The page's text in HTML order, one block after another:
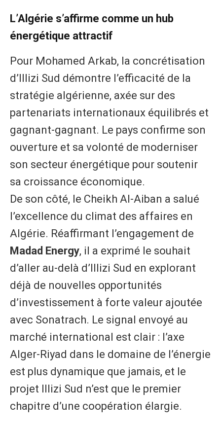
​L’Algérie s’affirme comme un hub
énergétique attractif
​Pour Mohamed Arkab, la concrétisation
d’Illizi Sud démontre l’efficacité de la
stratégie algérienne, axée sur des
partenariats internationaux équilibrés et
gagnant-gagnant. Le pays confirme son
ouverture et sa volonté de moderniser
son secteur énergétique pour soutenir
sa croissance économique.
​De son côté, le Cheikh Al-Aiban a salué
l’excellence du climat des affaires en
Algérie. Réaffirmant l’engagement de
Madad Energy, il a exprimé le souhait
d’aller au-delà d’Illizi Sud en explorant
déjà de nouvelles opportunités
d’investissement à forte valeur ajoutée
avec Sonatrach. Le signal envoyé au
marché international est clair : l’axe
Alger-Riyad dans le domaine de l’énergie
est plus dynamique que jamais, et le
projet Illizi Sud n’est que le premier
chapitre d’une coopération élargie.